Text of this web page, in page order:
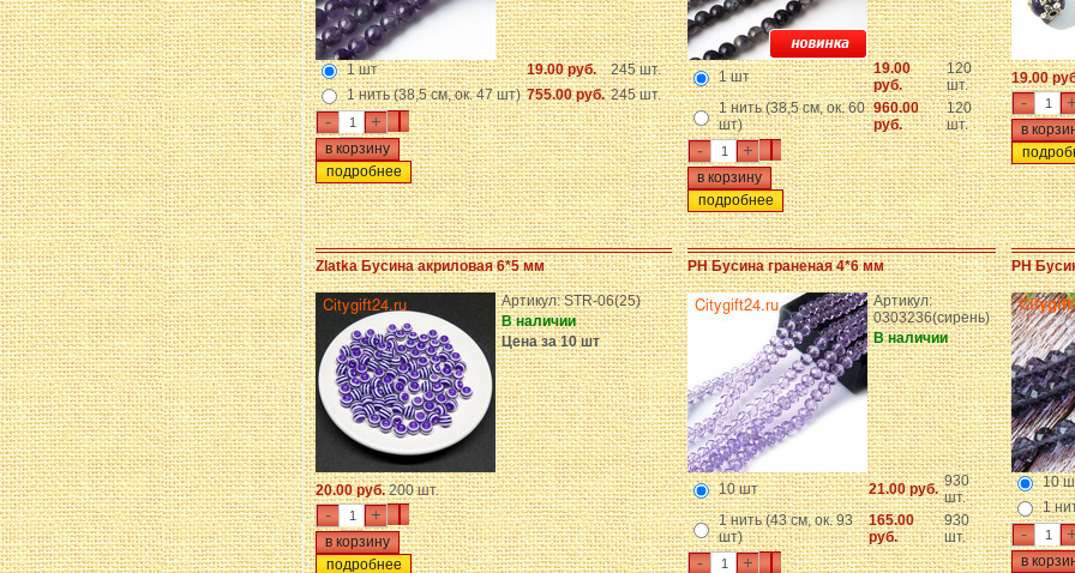
1 шт 19.00 руб.
245 шт.
1 нить (38,5 см, ок. 47 шт) 755.00 руб. 245 шт.
- +
подробнее
1 шт
19.00
руб.
120
шт.
1 нить (38,5 см, ок. 60
шт)
960.00
руб.
120
шт.
- +
подробнее
19.00
-
Zlatka Бусина акриловая 6*5 мм
Артикул: STR-06(25)
В наличии
Цена за 10 шт
20.00 руб.200 шт.
- +
подробнее
PH Бусина граненая 4*6 мм
Артикул:
0303236(сирень)
В наличии
10 шт 21.00 руб. 930
шт.
1 нить (43 см, ок. 93
шт)
165.00
руб.
930
шт.
- +
PH
10
1
-